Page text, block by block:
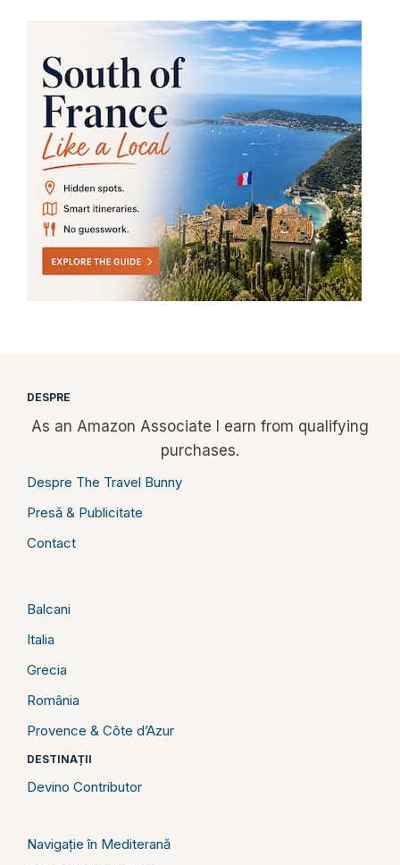
DESPRE
As an Amazon Associate I earn from qualifying
purchases.
Despre The Travel Bunny
Presă & Publicitate
Contact
Balcani
Italia
Grecia
România
Provence & Côte d’Azur
DESTINAȚII
Devino Contributor
Navigație în Mediterană